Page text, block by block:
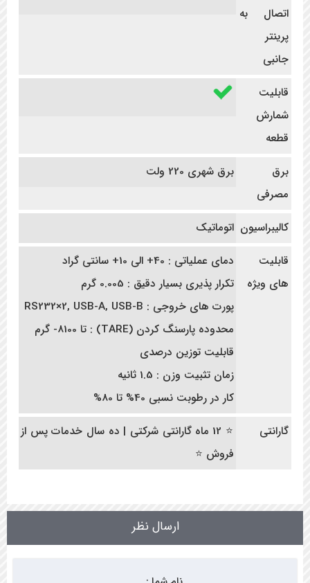
اتصال به
پرینتر
جانبی
قابلیت
شمارش
قطعه
برق
مصرفی
برق شهری 220 ولت
کالیبراسیون اتوماتیک
قابلیت
های ویژه
دمای عملیاتی : 40+ الی 10+ سانتی گراد
تکرار پذیری بسیار دقیق : 0.005 گرم
پورت های خروجی : RS232×2, USB-A, USB-B
محدوده پارسنگ کردن (TARE) : تا 8100- گرم
قابلیت توزین درصدی
زمان تثبیت وزن : 1.5 ثانیه
کار در رطوبت نسبی 40% تا 80%
گارانتی
⭐ 12 ماه گارانتی شرکتی | ده سال خدمات پس از
فروش ⭐
ارسال نظر